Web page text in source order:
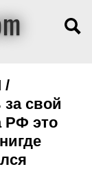
/
свой
РФ это